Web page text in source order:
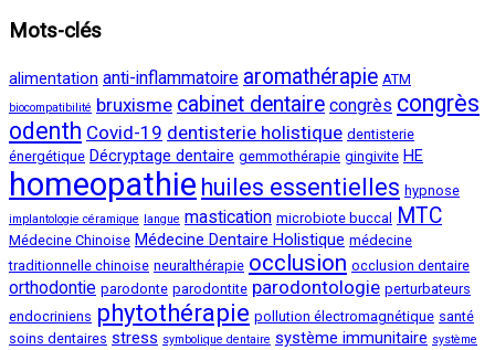
Mots-clés
alimentation anti-inflammatoire aromathérapie ATM
biocompatibilité bruxisme cabinet dentaire congrès congrès
odenth Covid-19 dentisterie holistique dentisterie
énergétique Décryptage dentaire gemmothérapie gingivite HE
homeopathie huiles essentielles hypnose
implantologie céramique langue mastication microbiote buccal MTC
Médecine Chinoise Médecine Dentaire Holistique médecine
traditionnelle chinoise neuralthérapie occlusion occlusion dentaire
orthodontie parodonte parodontite parodontologie perturbateurs
endocriniens phytothérapie pollution électromagnétique santé
soins dentaires stress symbolique dentaire système immunitaire système